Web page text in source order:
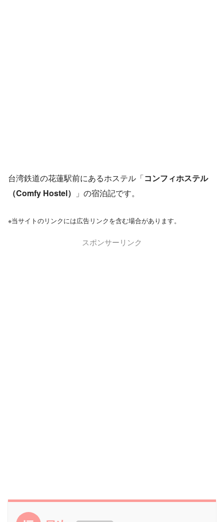
台湾鉄道の花蓮駅前にあるホステル「コンフィホステル
（Comfy Hostel）
」の宿泊記です。
※当サイトのリンクには広告リンクを含む場合があります。
スポンサーリンク